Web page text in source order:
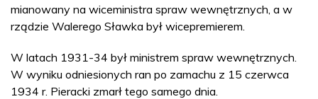
mianowany na wiceministra spraw wewnętrznych, a w
rządzie Walerego Sławka był wicepremierem.
W latach 1931-34 był ministrem spraw wewnętrznych.
W wyniku odniesionych ran po zamachu z 15 czerwca
1934 r. Pieracki zmarł tego samego dnia.